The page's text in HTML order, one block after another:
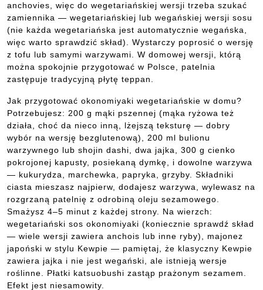
anchovies, więc do wegetariańskiej wersji trzeba szukać
zamiennika — wegetariańskiej lub wegańskiej wersji sosu
(nie każda wegetariańska jest automatycznie wegańska,
więc warto sprawdzić skład). Wystarczy poprosić o wersję
z tofu lub samymi warzywami. W domowej wersji, którą
można spokojnie przygotować w Polsce, patelnia
zastępuje tradycyjną płytę teppan.
Jak przygotować okonomiyaki wegetariańskie w domu?
Potrzebujesz: 200 g mąki pszennej (mąka ryżowa też
działa, choć da nieco inną, lżejszą teksturę — dobry
wybór na wersję bezglutenową), 200 ml bulionu
warzywnego lub shojin dashi, dwa jajka, 300 g cienko
pokrojonej kapusty, posiekaną dymkę, i dowolne warzywa
— kukurydza, marchewka, papryka, grzyby. Składniki
ciasta mieszasz najpierw, dodajesz warzywa, wylewasz na
rozgrzaną patelnię z odrobiną oleju sezamowego.
Smażysz 4–5 minut z każdej strony. Na wierzch:
wegetariański sos okonomiyaki (koniecznie sprawdź skład
— wiele wersji zawiera anchois lub inne ryby), majonez
japoński w stylu Kewpie — pamiętaj, że klasyczny Kewpie
zawiera jajka i nie jest wegański, ale istnieją wersje
roślinne. Płatki katsuobushi zastąp prażonym sezamem.
Efekt jest niesamowity.